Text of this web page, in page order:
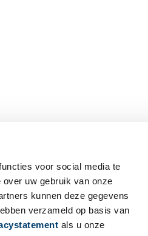
voor social media te
uw gebruik van onze
kunnen deze gegevens
verzameld op basis van
als u onze